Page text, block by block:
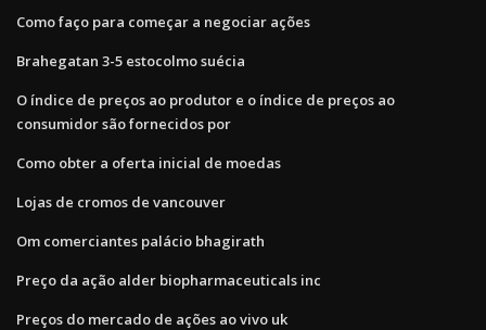
Como faço para começar a negociar ações
Brahegatan 3-5 estocolmo suécia
O índice de preços ao produtor e o índice de preços ao
consumidor são fornecidos por
Como obter a oferta inicial de moedas
Lojas de cromos de vancouver
Om comerciantes palácio bhagirath
Preço da ação alder biopharmaceuticals inc
Preços do mercado de ações ao vivo uk